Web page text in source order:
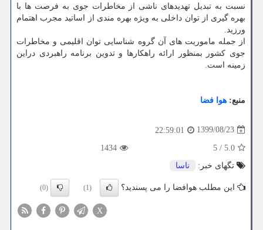
نسبت به تبدیل تهدیدهای ناشی از مخاطرات جوی به فرصت ها با
بهره گیری از توان داخلی به ویژه بهره مندی از اساتید مجرب اهتمام
ورزید.
از جمله ماموریت های آن گروه شناسایی توان اقلیمی و مخاطرات
جوی کشور بمنظور ارائه راهکارها و تدوین برنامه راهبردی دراین
زمینه است.
منبع: هوا فضا
1399/08/23
22:59:01
5.0
/
5
1434
تگهای خبر:
ناسا
این مطلب هوافضا را می پسندید؟ (1)
(0)
X